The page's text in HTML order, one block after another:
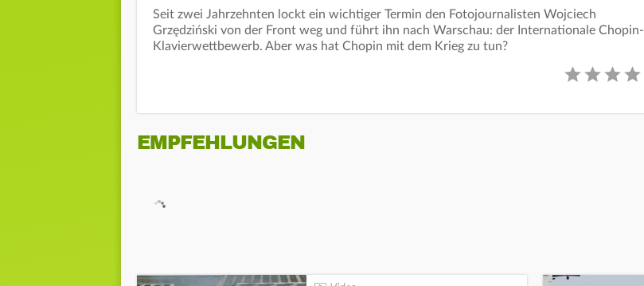
Seit zwei Jahrzehnten lockt ein wichtiger Termin den Fotojournalisten Wojciech
Grzędziński von der Front weg und führt ihn nach Warschau: der Internationale Chopin-
Klavierwettbewerb. Aber was hat Chopin mit dem Krieg zu tun?
EMPFEHLUNGEN